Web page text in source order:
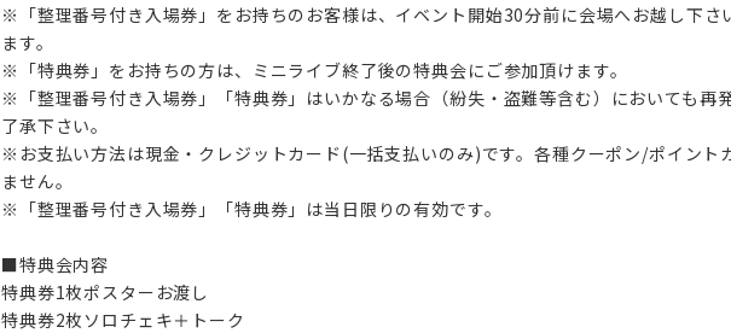
※「整理番号付き入場券」をお持ちのお客様は、イベント開始30分前に会場へお越し下さ
ます。
※「特典券」をお持ちの方は、ミニライブ終了後の特典会にご参加頂けます。
※「整理番号付き入場券」「特典券」はいかなる場合（紛失・盗難等含む）においても再
了承下さい。
※お支払い方法は現金・クレジットカード(一括支払いのみ)です。各種クーポン/ポイント
ません。
※「整理番号付き入場券」「特典券」は当日限りの有効です。
■特典会内容
特典券1枚ポスターお渡し
特典券2枚ソロチェキ＋トーク